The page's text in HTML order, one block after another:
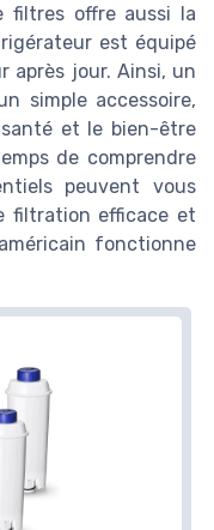
filtres offre aussi la
est équipé
après jour. Ainsi, un
simple accessoire,
et le bien-être
de comprendre
peuvent vous
filtration efficace et
fonctionne